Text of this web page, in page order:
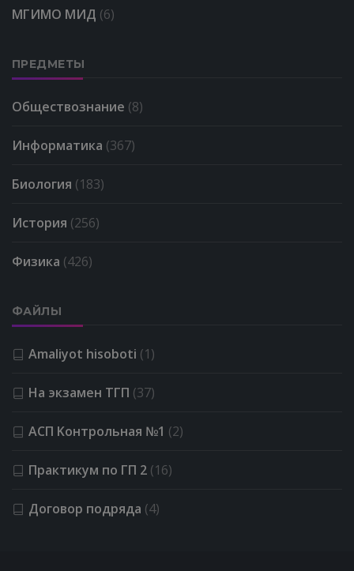
МГИМО МИД (6)
ПРЕДМЕТЫ
Обществознание (8)
Информатика (367)
Биология (183)
История (256)
Физика (426)
ФАЙЛЫ
Amaliyot hisoboti (1)
На экзамен ТГП (37)
АСП Kонтрольная №1 (2)
Практикум по ГП 2 (16)
Договор подряда (4)